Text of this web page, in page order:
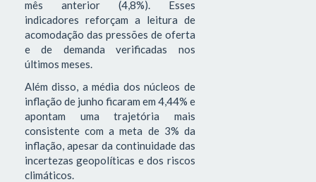
mês anterior (4,8%). Esses
indicadores reforçam a leitura de
acomodação das pressões de oferta
e de demanda verificadas nos
últimos meses.
Além disso, a média dos núcleos de
inflação de junho ficaram em 4,44% e
apontam uma trajetória mais
consistente com a meta de 3% da
inflação, apesar da continuidade das
incertezas geopolíticas e dos riscos
climáticos.